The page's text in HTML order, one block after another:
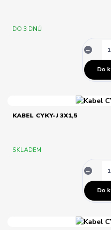
DO 3 DNŮ
Do
KABEL CYKY-J 3X1,5
SKLADEM
Do